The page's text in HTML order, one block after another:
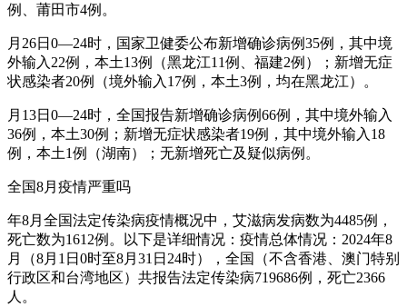
例、莆田市4例。
月26日0—24时，国家卫健委公布新增确诊病例35例，其中境
外输入22例，本土13例（黑龙江11例、福建2例）；新增无症
状感染者20例（境外输入17例，本土3例，均在黑龙江）。
月13日0—24时，全国报告新增确诊病例66例，其中境外输入
36例，本土30例；新增无症状感染者19例，其中境外输入18
例，本土1例（湖南）；无新增死亡及疑似病例。
全国8月疫情严重吗
年8月全国法定传染病疫情概况中，艾滋病发病数为4485例，
死亡数为1612例。以下是详细情况：疫情总体情况：2024年8
月（8月1日0时至8月31日24时），全国（不含香港、澳门特别
行政区和台湾地区）共报告法定传染病719686例，死亡2366
人。